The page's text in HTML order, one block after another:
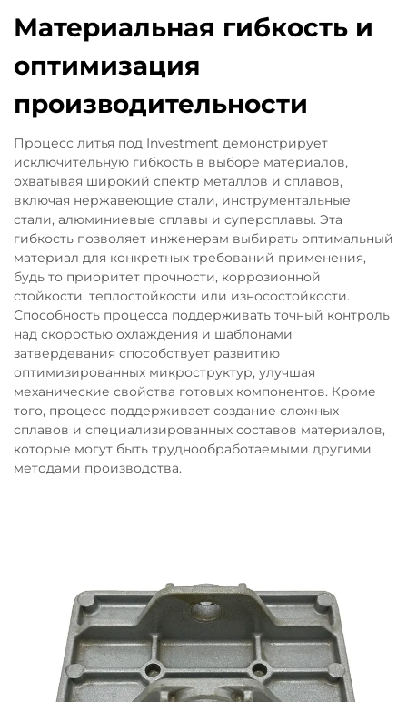
Материальная гибкость и
оптимизация
производительности
Процесс литья под Investment демонстрирует
исключительную гибкость в выборе материалов,
охватывая широкий спектр металлов и сплавов,
включая нержавеющие стали, инструментальные
стали, алюминиевые сплавы и суперсплавы. Эта
гибкость позволяет инженерам выбирать оптимальный
материал для конкретных требований применения,
будь то приоритет прочности, коррозионной
стойкости, теплостойкости или износостойкости.
Способность процесса поддерживать точный контроль
над скоростью охлаждения и шаблонами
затвердевания способствует развитию
оптимизированных микроструктур, улучшая
механические свойства готовых компонентов. Кроме
того, процесс поддерживает создание сложных
сплавов и специализированных составов материалов,
которые могут быть труднообработаемыми другими
методами производства.